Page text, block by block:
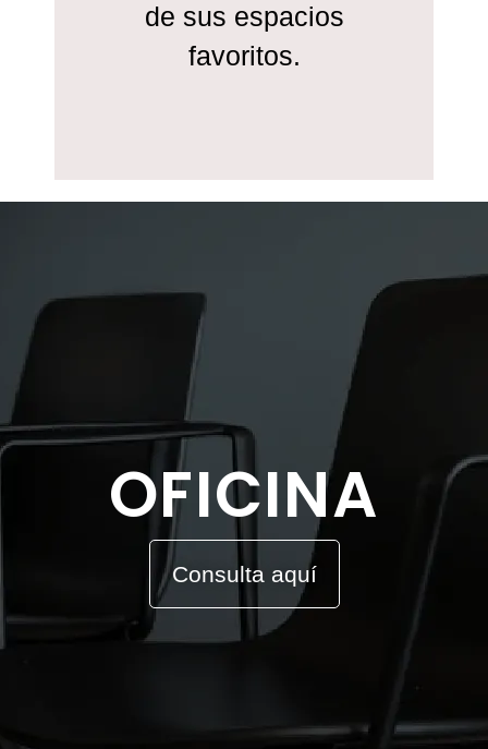
de sus espacios
favoritos.
OFICINA
Consulta aquí